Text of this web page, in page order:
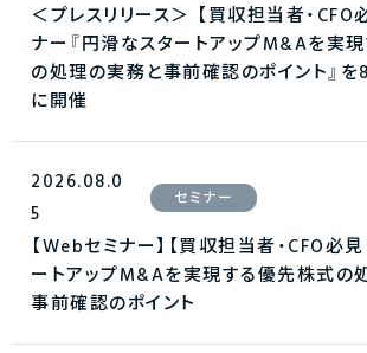
＜プレスリリース＞ 【買収担当者・CFO
ナー『円滑なスタートアップM&Aを実
の処理の実務と事前確認のポイント』
に開催
2026.08.0
5
セミナー
【Webセミナー】【買収担当者・CFO必見
ートアップM&Aを実現する優先株式の
事前確認のポイント